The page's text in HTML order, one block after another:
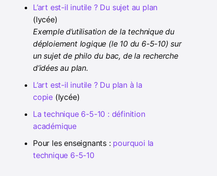
L’art est-il inutile ? Du sujet au plan
(lycée)
Exemple d’utilisation de la technique du
déploiement logique (le 10 du 6-5-10) sur
un sujet de philo du bac, de la recherche
d’idées au plan.
L’art est-il inutile ? Du plan à la
copie (lycée)
La technique 6-5-10 : définition
académique
Pour les enseignants : pourquoi la
technique 6-5-10